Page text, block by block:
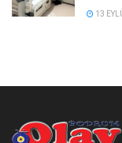
13